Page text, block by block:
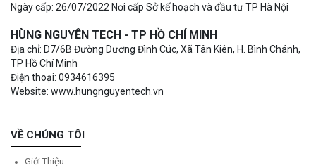
Ngày cấp: 26/07/2022 Nơi cấp Sở kế hoạch và đầu tư TP Hà Nội
HÙNG NGUYÊN TECH - TP HỒ CHÍ MINH
Địa chỉ: D7/6B Đường Dương Đình Cúc, Xã Tân Kiên, H. Bình Chánh,
TP Hồ Chí Minh
Điện thoại: 0934616395
Website: www.hungnguyentech.vn
VỀ CHÚNG TÔI
Giới Thiệu